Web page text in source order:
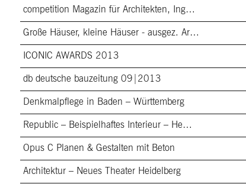
competition Magazin für Architekten, Ing…
Große Häuser, kleine Häuser - ausgez. Ar…
ICONIC AWARDS 2013
db deutsche bauzeitung 09|2013
Denkmalpflege in Baden – Württemberg
Republic – Beispielhaftes Interieur – He…
Opus C Planen & Gestalten mit Beton
Architektur – Neues Theater Heidelberg